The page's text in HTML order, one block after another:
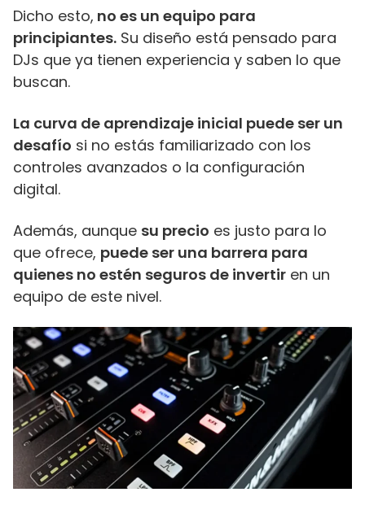
Dicho esto, no es un equipo para
principiantes. Su diseño está pensado para
DJs que ya tienen experiencia y saben lo que
buscan.
La curva de aprendizaje inicial puede ser un
desafío si no estás familiarizado con los
controles avanzados o la configuración
digital.
Además, aunque su precio es justo para lo
que ofrece, puede ser una barrera para
quienes no estén seguros de invertir en un
equipo de este nivel.